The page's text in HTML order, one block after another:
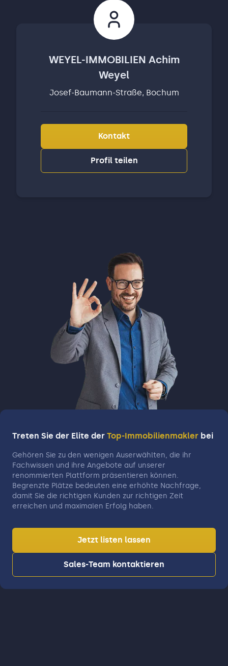
WEYEL-IMMOBILIEN Achim
Weyel
Josef-Baumann-Straße, Bochum
Kontakt
Profil teilen
Treten Sie der Elite der Top-Immobilienmakler bei
Gehören Sie zu den wenigen Auserwählten, die ihr
Fachwissen und ihre Angebote auf unserer
renommierten Plattform präsentieren können.
Begrenzte Plätze bedeuten eine erhöhte Nachfrage,
damit Sie die richtigen Kunden zur richtigen Zeit
erreichen und maximalen Erfolg haben.
Jetzt listen lassen
Sales-Team kontaktieren